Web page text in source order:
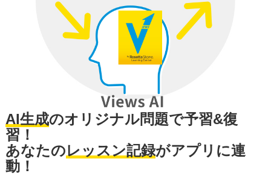
AI生成のオリジナル問題で予習&復
習！
あなたのレッスン記録がアプリに連
動！